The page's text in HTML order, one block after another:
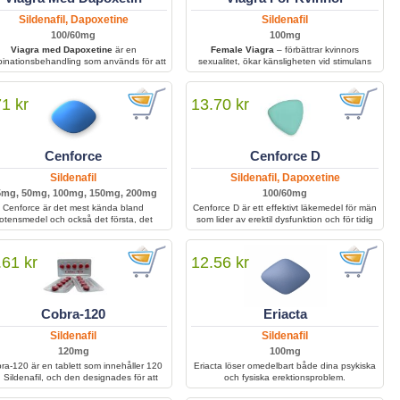
Sildenafil, Dapoxetine
100/60mg
Viagra med Dapoxetineär en
som används för att
erektil dysfunktion och för tidig
Den hjälper män att uppnå och
en erektion samtidigt som kontrollen
klimax förbättras för ökad sexuell
prestation och tillfredsställelse.
Sildenafil
100mg
Female Viagra – förbättrar kvinnors
sexualitet, ökar känsligheten vid stimulans
och hjälper till att uppnå intensiv sexuell
tillfredsställelse med starkare upplevelser.
kr
Cenforce
Sildenafil
50mg, 100mg, 150mg, 200mg
Cenforce är det mest kända bland
och också det första, det
Sildenafil och hjälper män med
att bibehålla sin erektion
länge för att kunna ha bra sex.
13.70 kr
Cenforce D
Sildenafil, Dapoxetine
100/60mg
Cenforce D är ett effektivt läkemedel för män
som lider av erektil dysfunktion och för tidig
utlösning. Kombinationen av två aktiva
ingredienser gör att behandlingen förbättrar
blodflödet, stärker erektionen och förlänger
samlaget. Med regelbunden användning kan
Cenforce D bidra till ökad självkänsla, bättre
sexuell prestanda och större tillfredsställelse i
kr
Cobra-120
Sildenafil
120mg
120 är en tablett som innehåller 120
Sildenafil, och den designades för att
ett tillstånd som kallas erektil
12.56 kr
Eriacta
Sildenafil
100mg
Eriacta löser omedelbart både dina psykiska
och fysiska erektionsproblem.